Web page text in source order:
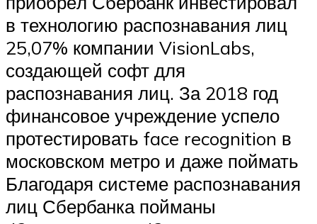
в технологию распознавания лиц
25,07% компании VisionLabs,
создающей софт для
распознавания лиц. За 2018 год
финансовое учреждение успело
протестировать face recognition в
московском метро и даже поймать
Благодаря системе распознавания
лиц Сбербанка пойманы